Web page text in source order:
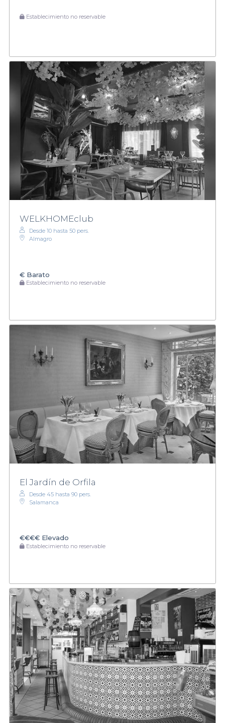
Establecimiento no reservable
WELKHOMEclub
Desde 10 hasta 50 pers.
Almagro
€ Barato
Establecimiento no reservable
El Jardín de Orfila
Desde 45 hasta 90 pers.
Salamanca
€€€€ Elevado
Establecimiento no reservable